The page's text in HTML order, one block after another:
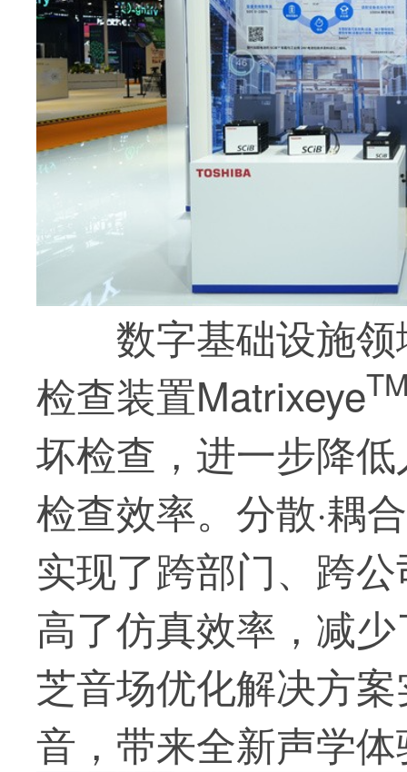
数字基础设施
检查装置Matrixeye
坏检查，进一步降
检查效率。分散·耦
实现了跨部门、跨
高了仿真效率，减
芝音场优化解决方
音，带来全新声学